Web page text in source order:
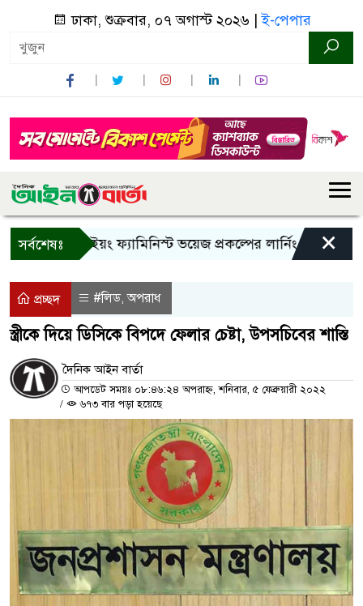
ঢাকা, শুক্রবার, ০৭ অগাস্ট ২০২৬ |ই-পেপার
সর্বশেষঃ
বান্দরবানে ইয়ং ফ্যামিনিস্ট ভয়েজ প্রকল্পের লার্নিং শেয়ারিং
×
প্রচ্ছদ #লিড,অপরাধ
স্ত্রীকে দিয়ে ডিসিকে বিপদে ফেলার চেষ্টা, উপসচিবের শাস্তি
দৈনিক আইন বার্তা
আপডেট সময়ঃ ০৮:৪৬:২৪ অপরাহ্ন, শনিবার, ৫ ফেব্রুয়ারী ২০২২
/
৬৭৩ বার পড়া হয়েছে